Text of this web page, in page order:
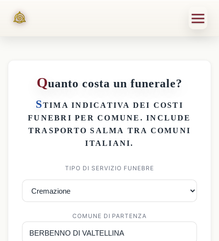
Quanto costa un funerale?
STIMA INDICATIVA DEI COSTI
FUNEBRI PER COMUNE . INCLUDE
TRASPORTO SALMA TRA COMUNI
ITALIANI.
TIPO DI SERVIZIO FUNEBRE
COMUNE DI PARTENZA